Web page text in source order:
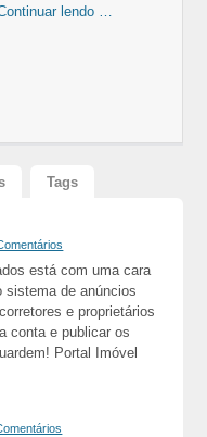
lendo …
Tags
está com uma cara
sistema de anúncios
e proprietários
conta e publicar os
Portal Imóvel